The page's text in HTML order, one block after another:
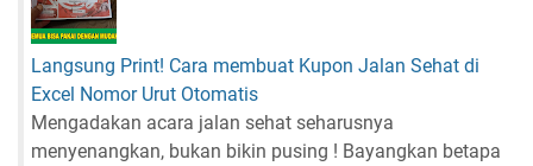
Langsung Print! Cara membuat Kupon Jalan Sehat di
Excel Nomor Urut Otomatis
Mengadakan acara jalan sehat seharusnya
menyenangkan, bukan bikin pusing ! Bayangkan betapa